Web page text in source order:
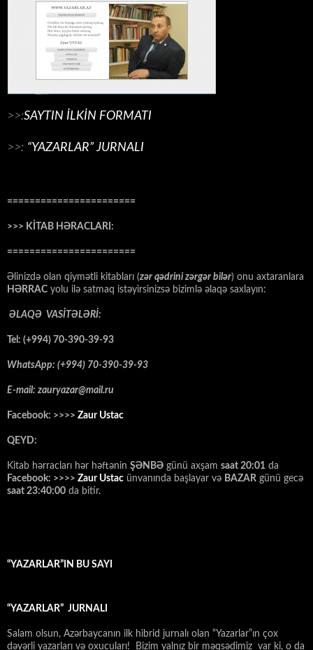
>>:SAYTIN İLKİN FORMATI
>>: “YAZARLAR” JURNALI
=======================
>>> KİTAB HƏRACLARI:
=======================
Əlinizdə olan qiymətli kitabları (zər qədrini zərgər bilər) onu axtaranlara
HƏRRAC yolu ilə satmaq istəyirsinizsə bizimlə əlaqə saxlayın:
ƏLAQƏ VASİTƏLƏRİ:
Tel: (+994) 70-390-39-93
WhatsApp: (+994) 70-390-39-93
E-mail: zauryazar@mail.ru
Facebook: >>>> Zaur Ustac
QEYD:
Kitab hərracları hər həftənin ŞƏNBƏ günü axşam saat 20:01 da
Facebook: >>>> Zaur Ustac ünvanında başlayar və BAZAR günü gecə
saat 23:40:00 da bitir.
“YAZARLAR”IN BU SAYI
“YAZARLAR” JURNALI
Salam olsun, Azərbaycanın ilk hibrid jurnalı olan “Yazarlar”ın çox
dəyərli yazarları və oxucuları! Bizim yalnız bir məqsədimiz var ki, o da